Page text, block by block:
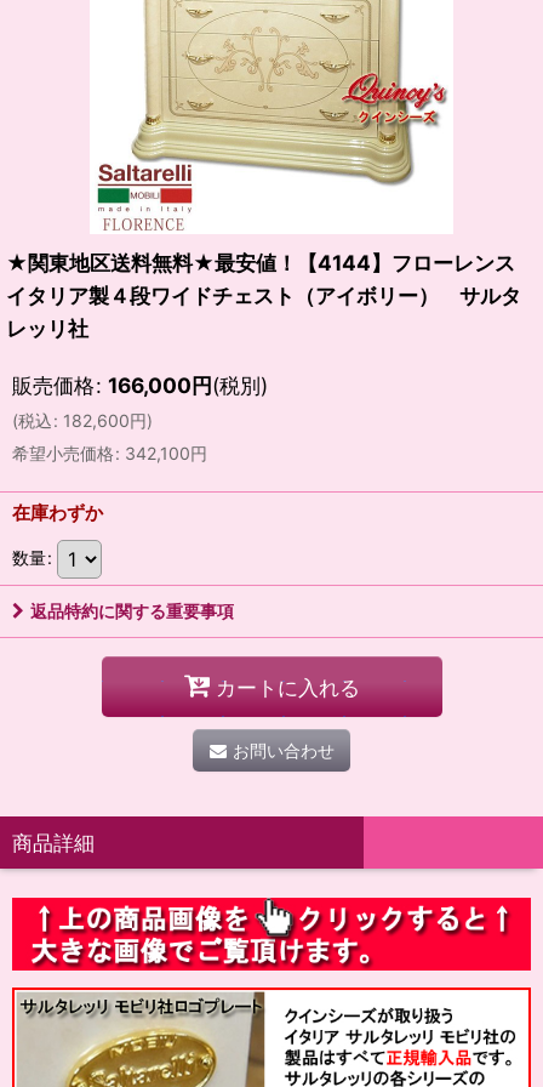
★関東地区送料無料★最安値！【4144】フローレンス
イタリア製４段ワイドチェスト（アイボリー） サルタ
レッリ社
販売価格: 166,000円(税別)
(税込: 182,600円)
希望小売価格: 342,100円
在庫わずか
数量:
返品特約に関する重要事項
カートに入れる
お問い合わせ
商品詳細